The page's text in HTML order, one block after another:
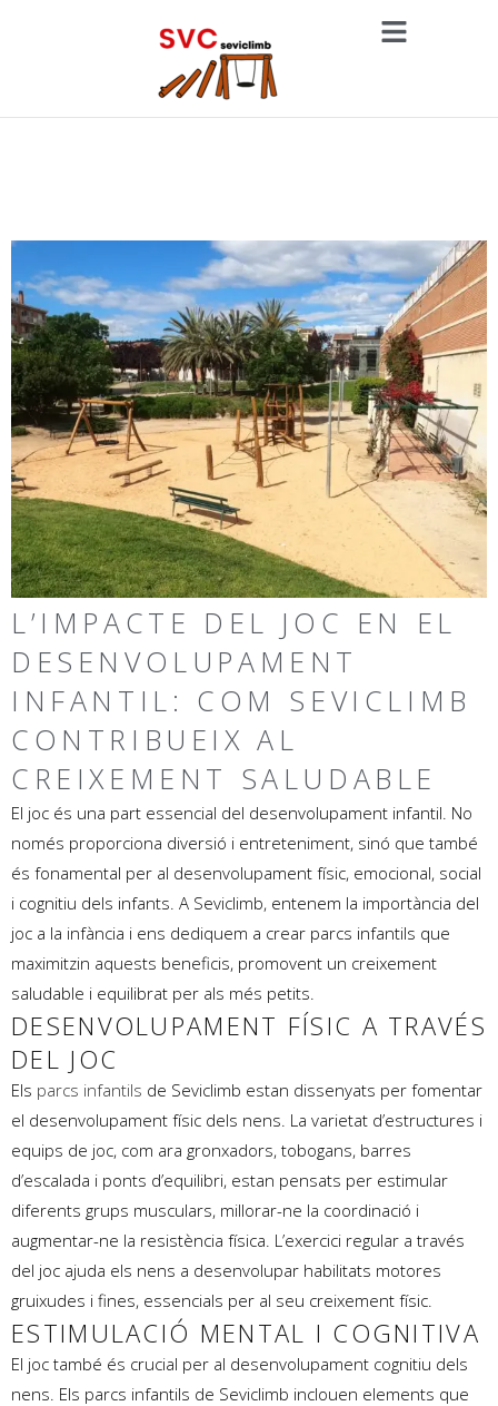
L’IMPACTE DEL JOC EN EL
DESENVOLUPAMENT
INFANTIL: COM SEVICLIMB
CONTRIBUEIX AL
CREIXEMENT SALUDABLE
El joc és una part essencial del desenvolupament infantil. No
només proporciona diversió i entreteniment, sinó que també
és fonamental per al desenvolupament físic, emocional, social
i cognitiu dels infants. A Seviclimb, entenem la importància del
joc a la infància i ens dediquem a crear parcs infantils que
maximitzin aquests beneficis, promovent un creixement
saludable i equilibrat per als més petits.
DESENVOLUPAMENT FÍSIC A TRAVÉS
DEL JOC
Els parcs infantils de Seviclimb estan dissenyats per fomentar
el desenvolupament físic dels nens. La varietat d’estructures i
equips de joc, com ara gronxadors, tobogans, barres
d’escalada i ponts d’equilibri, estan pensats per estimular
diferents grups musculars, millorar-ne la coordinació i
augmentar-ne la resistència física. L’exercici regular a través
del joc ajuda els nens a desenvolupar habilitats motores
gruixudes i fines, essencials per al seu creixement físic.
ESTIMULACIÓ MENTAL I COGNITIVA
El joc també és crucial per al desenvolupament cognitiu dels
nens. Els parcs infantils de Seviclimb inclouen elements que